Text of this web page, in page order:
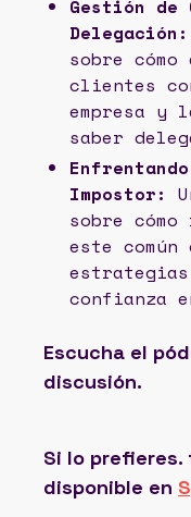
Gestión
Delegación:
sobre
clientes
empresa y
saber
Impostor:
sobre
este
confianza
Escucha el
discusión.
Si lo
disponible en